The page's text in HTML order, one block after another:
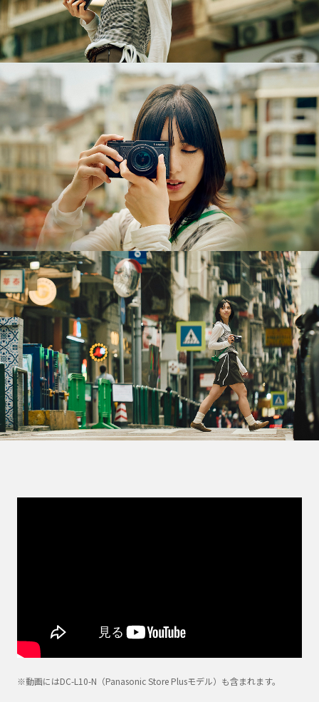
※動画にはDC-L10-N（Panasonic Store Plusモデル）も含まれます。